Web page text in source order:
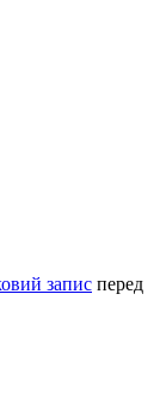
запис перед